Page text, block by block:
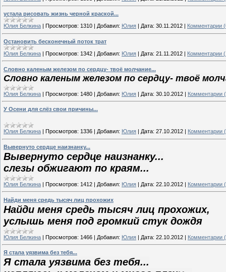
устала рисовать жизнь черной краской...
Юлия Белкина
Просмотров: 1310 Добавил: Юлия Дата: 30.11.2012 Комментарии
Остановить бесконечный поток трат
Юлия Белкина | Просмотров: 1342 | Добавил: Юлия | Дата: 21.11.2012 | Комментарии
Словно каленым железом по сердцу- твоё молчание...
Словно каленым железом по сердцу- твоё
Юлия Белкина | Просмотров: 1480 | Добавил: Юлия | Дата: 30.10.2012 | Комментарии
У Осени для слёз свои причины...
Юлия Белкина Просмотров: 1336 Добавил: Юлия Дата: 27.10.2012 Комментарии
Вывернуто сердце наизнанку...
Вывернуто сердце наизнанку...
слезы обжигают по краям...
Юлия Белкина | Просмотров: 1412 | Добавил: Юлия | Дата: 22.10.2012 | Комментарии
Найди меня средь тысяч лиц прохожих
Найди меня средь тысяч лиц прохожих,
услышь меня под громкий стук дождя
Юлия Белкина | Просмотров: 1466 | Добавил: Юлия | Дата: 22.10.2012 | Комментарии
Я стала уязвима без тебя...
Я стала уязвима без тебя...